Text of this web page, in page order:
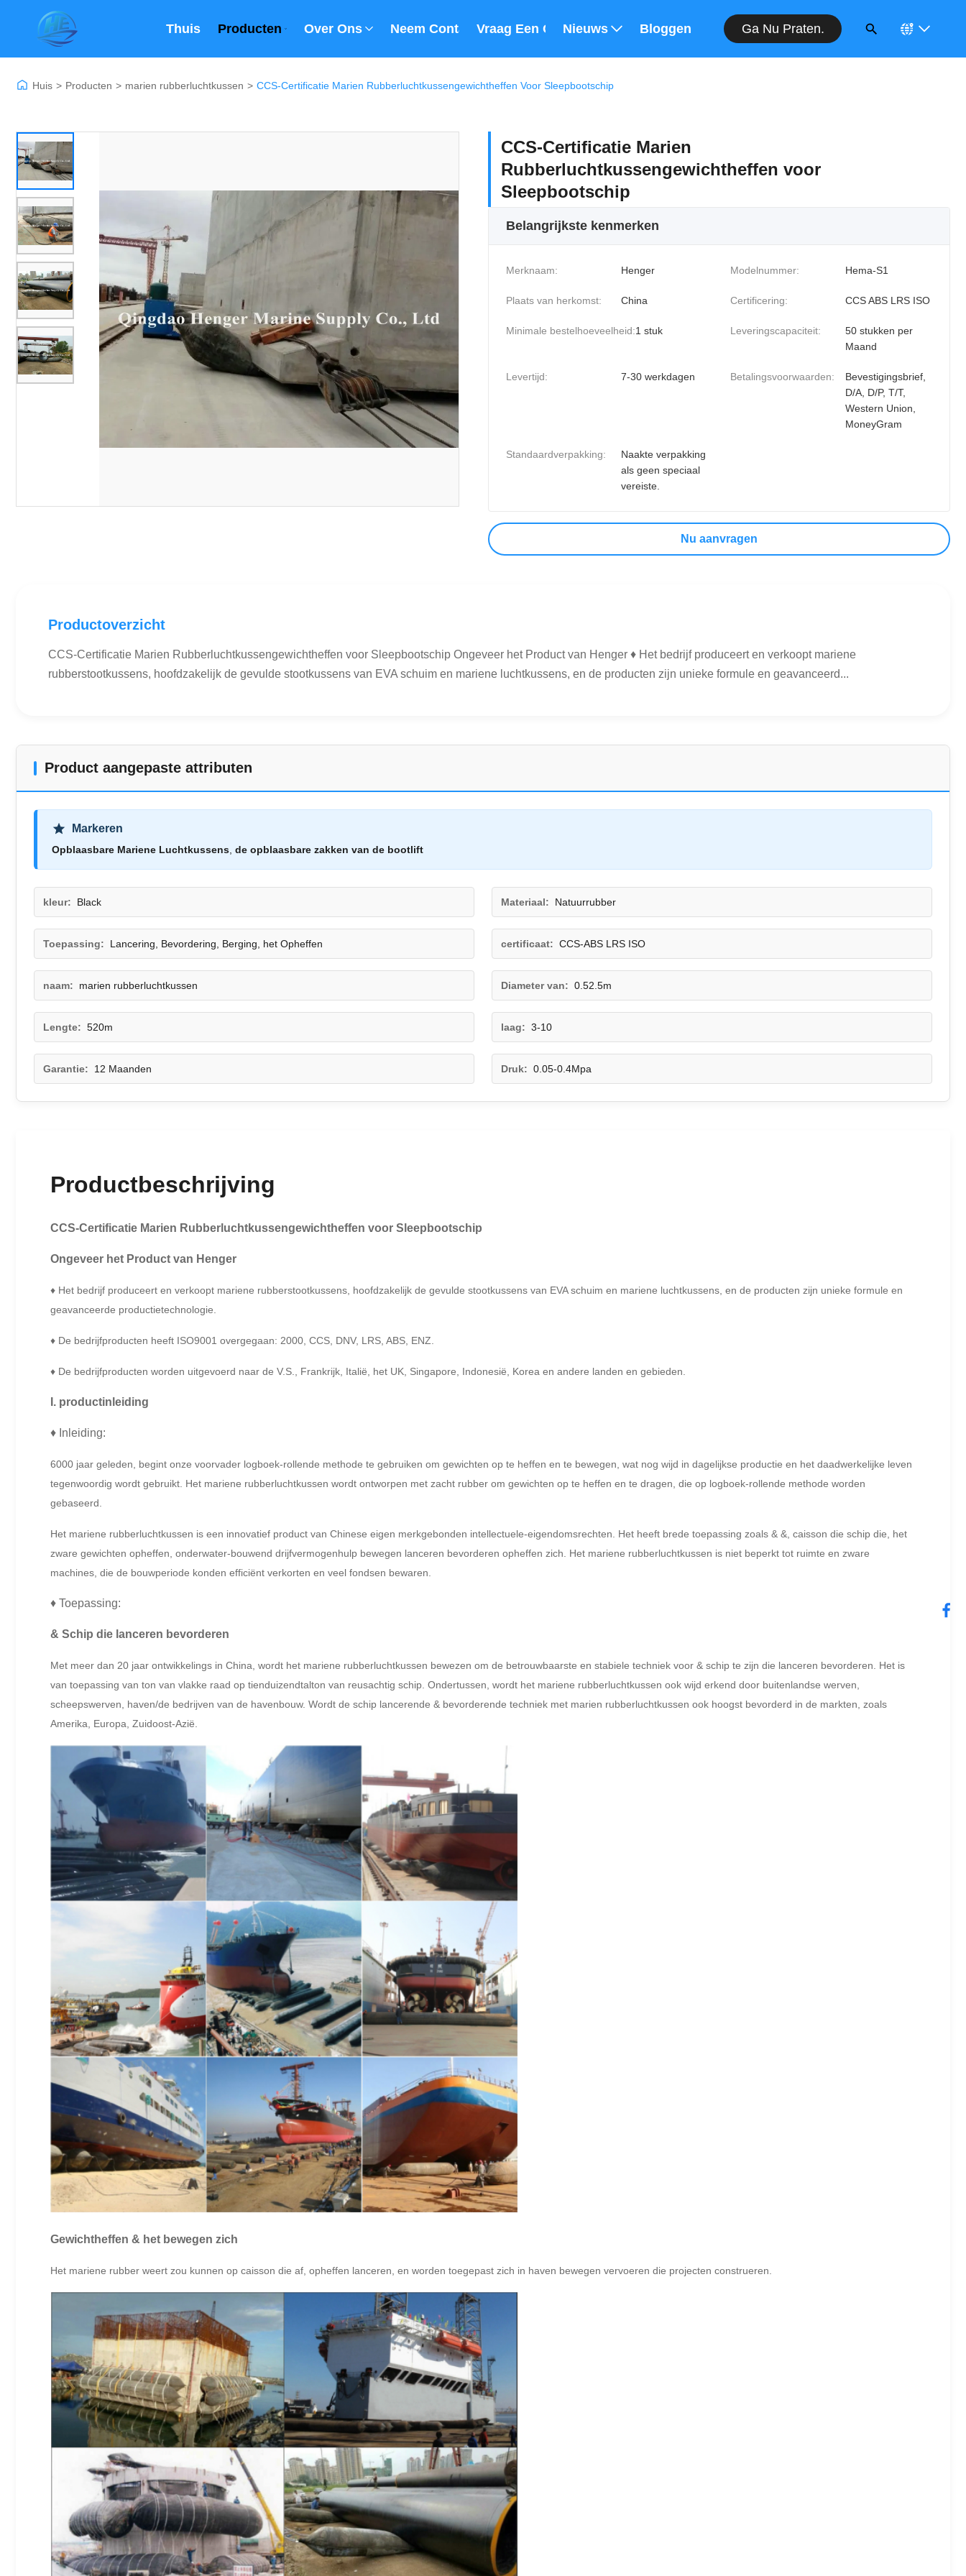
Thuis Producten Over Ons Neem Contact Met Ons Op
Vraag Een OfferteNieuws Bloggen Ga Nu Praten.
Huis > Producten > marien rubberluchtkussen > CCS-Certificatie Marien Rubberluchtkussengewichtheffen Voor Sleepbootschip
CCS-Certificatie Marien
Rubberluchtkussengewichtheffen voor
Sleepbootschip
Belangrijkste kenmerken
Merknaam: Henger Modelnummer: Hema-S1
Plaats van herkomst: China Certificering: CCS ABS LRS ISO
Minimale bestelhoeveelheid:1 stuk Leveringscapaciteit:
50 stukken per
Maand
Levertijd: 7-30 werkdagen Betalingsvoorwaarden:
Bevestigingsbrief,
D/A, D/P, T/T,
Western Union,
MoneyGram
Standaardverpakking:
Naakte verpakking
als geen speciaal
vereiste.
Nu aanvragen
Productoverzicht
CCS-Certificatie Marien Rubberluchtkussengewichtheffen voor Sleepbootschip Ongeveer het Product van Henger ♦ Het bedrijf produceert en verkoopt mariene
rubberstootkussens, hoofdzakelijk de gevulde stootkussens van EVA schuim en mariene luchtkussens, en de producten zijn unieke formule en geavanceerd...
Product aangepaste attributen
Markeren
Opblaasbare Mariene Luchtkussens de opblaasbare zakken van de bootlift
kleur: Black Materiaal: Natuurrubber
Toepassing: Lancering, Bevordering, Berging, het Opheffen certificaat: CCS-ABS LRS ISO
naam: marien rubberluchtkussen Diameter van: 0.52.5m
Lengte: 520m laag: 3-10
Garantie: 12 Maanden Druk: 0.05-0.4Mpa
Productbeschrijving
CCS-Certificatie Marien Rubberluchtkussengewichtheffen voor Sleepbootschip
Ongeveer het Product van Henger
♦ Het bedrijf produceert en verkoopt mariene rubberstootkussens, hoofdzakelijk de gevulde stootkussens van EVA schuim en mariene luchtkussens, en de producten zijn unieke formule en
geavanceerde productietechnologie.
♦ De bedrijfproducten heeft ISO9001 overgegaan: 2000, CCS, DNV, LRS, ABS, ENZ.
♦ De bedrijfproducten worden uitgevoerd naar de V.S., Frankrijk, Italië, het UK, Singapore, Indonesië, Korea en andere landen en gebieden.
I. productinleiding
♦ Inleiding:
6000 jaar geleden, begint onze voorvader logboek-rollende methode te gebruiken om gewichten op te heffen en te bewegen, wat nog wijd in dagelijkse productie en het daadwerkelijke leven
tegenwoordig wordt gebruikt. Het mariene rubberluchtkussen wordt ontworpen met zacht rubber om gewichten op te heffen en te dragen, die op logboek-rollende methode worden
gebaseerd.
Het mariene rubberluchtkussen is een innovatief product van Chinese eigen merkgebonden intellectuele-eigendomsrechten. Het heeft brede toepassing zoals & &, caisson die schip die, het
zware gewichten opheffen, onderwater-bouwend drijfvermogenhulp bewegen lanceren bevorderen opheffen zich. Het mariene rubberluchtkussen is niet beperkt tot ruimte en zware
machines, die de bouwperiode konden efficiënt verkorten en veel fondsen bewaren.
♦ Toepassing:
& Schip die lanceren bevorderen
Met meer dan 20 jaar ontwikkelings in China, wordt het mariene rubberluchtkussen bewezen om de betrouwbaarste en stabiele techniek voor & schip te zijn die lanceren bevorderen. Het is
van toepassing van ton van vlakke raad op tienduizendtalton van reusachtig schip. Ondertussen, wordt het mariene rubberluchtkussen ook wijd erkend door buitenlandse werven,
scheepswerven, haven/de bedrijven van de havenbouw. Wordt de schip lancerende & bevorderende techniek met marien rubberluchtkussen ook hoogst bevorderd in de markten, zoals
Amerika, Europa, Zuidoost-Azië.
Gewichtheffen & het bewegen zich
Het mariene rubber weert zou kunnen op caisson die af, opheffen lanceren, en worden toegepast zich in haven bewegen vervoeren die projecten construeren.